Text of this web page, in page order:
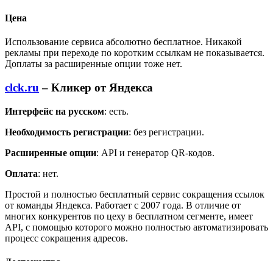
Цена
Использование сервиса абсолютно бесплатное. Никакой
рекламы при переходе по коротким ссылкам не показывается.
Доплаты за расширенные опции тоже нет.
clck.ru – Кликер от Яндекса
Интерфейс на русском: есть.
Необходимость регистрации: без регистрации.
Расширенные опции: API и генератор QR-кодов.
Оплата: нет.
Простой и полностью бесплатный сервис сокращения ссылок
от команды Яндекса. Работает с 2007 года. В отличие от
многих конкурентов по цеху в бесплатном сегменте, имеет
API, с помощью которого можно полностью автоматизировать
процесс сокращения адресов.